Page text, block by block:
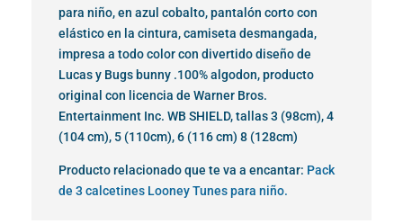
para niño, en azul cobalto, pantalón corto con
elástico en la cintura, camiseta desmangada,
impresa a todo color con divertido diseño de
Lucas y Bugs bunny .100% algodon, producto
original con licencia de Warner Bros.
Entertainment Inc. WB SHIELD, tallas 3 (98cm), 4
(104 cm), 5 (110cm), 6 (116 cm) 8 (128cm)
Producto relacionado que te va a encantar: Pack
de 3 calcetines Looney Tunes para niño.